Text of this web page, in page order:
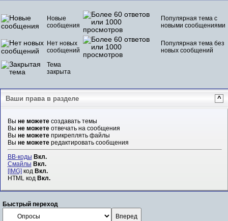
Новые
сообщения
Популярная тема с
новыми сообщениями
Нет новых
сообщений
Популярная тема без
новых сообщений
Тема
закрыта
Ваши права в разделе ^
Вы не можетесоздавать темы
Вы не можетеотвечать на сообщения
Вы не можетеприкреплять файлы
Вы не можетередактировать сообщения
BB-коды Вкл.
Смайлы Вкл.
[IMG]код Вкл.
HTML код Вкл.
Быстрый переход